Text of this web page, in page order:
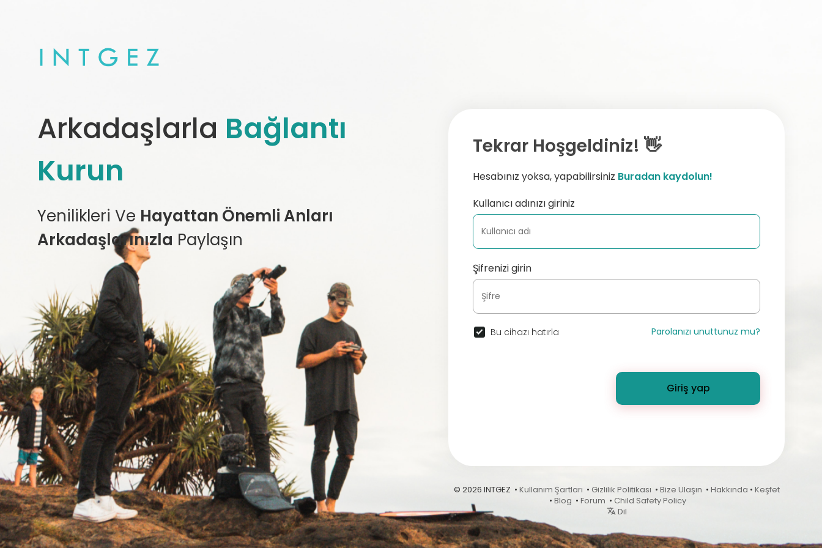
Arkadaşlarla Bağlantı
Kurun
Yenilikleri Ve Hayattan Önemli Anları
Arkadaşlarınızla Paylaşın
Tekrar Hoşgeldiniz! 👋
Hesabınız yoksa, yapabilirsiniz Buradan kaydolun!
Kullanıcı adınızı giriniz
Şifrenizi girin
Bu cihazı hatırla Parolanızı unuttunuz mu?
Giriş yap
© 2026 INTGEZ • Kullanım Şartları • Gizlilik Politikası • Bize Ulaşın • Hakkında • Keşfet
• Blog • Forum • Child Safety Policy
Dil